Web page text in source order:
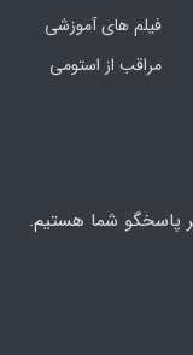
فیلم های آموزشی
مراقب از استومی
پاسخگو شما هستیم.